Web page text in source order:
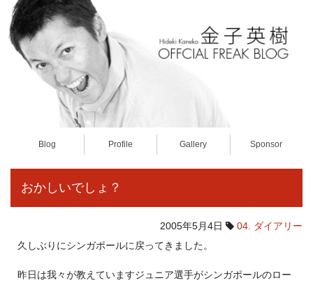
Blog Profile Gallery Sponsor
おかしいでしょ？
2005年5月4日
04. ダイアリー
久しぶりにシンガポールに戻ってきました。
昨日は我々が教えていますジュニア選手がシンガポールのロー